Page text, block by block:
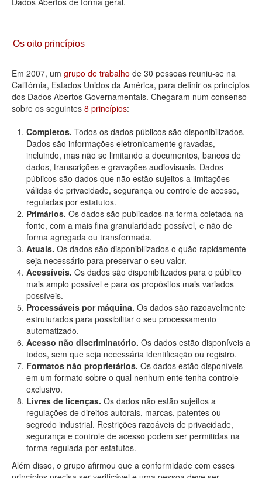
Os oito princípios
Em 2007, um grupo de trabalho de 30 pessoas reuniu-se na
Califórnia, Estados Unidos da América, para definir os princípios
dos Dados Abertos Governamentais. Chegaram num consenso
sobre os seguintes 8 princípios:
Completos. Todos os dados públicos são disponibilizados.
Dados são informações eletronicamente gravadas,
incluindo, mas não se limitando a documentos, bancos de
dados, transcrições e gravações audiovisuais. Dados
públicos são dados que não estão sujeitos a limitações
válidas de privacidade, segurança ou controle de acesso,
reguladas por estatutos.
Primários. Os dados são publicados na forma coletada na
fonte, com a mais fina granularidade possível, e não de
forma agregada ou transformada.
Atuais. Os dados são disponibilizados o quão rapidamente
seja necessário para preservar o seu valor.
Acessíveis. Os dados são disponibilizados para o público
mais amplo possível e para os propósitos mais variados
possíveis.
Processáveis por máquina. Os dados são razoavelmente
estruturados para possibilitar o seu processamento
automatizado.
Acesso não discriminatório. Os dados estão disponíveis a
todos, sem que seja necessária identificação ou registro.
Formatos não proprietários. Os dados estão disponíveis
em um formato sobre o qual nenhum ente tenha controle
exclusivo.
Livres de licenças. Os dados não estão sujeitos a
regulações de direitos autorais, marcas, patentes ou
segredo industrial. Restrições razoáveis de privacidade,
segurança e controle de acesso podem ser permitidas na
forma regulada por estatutos.
Além disso, o grupo afirmou que a conformidade com esses